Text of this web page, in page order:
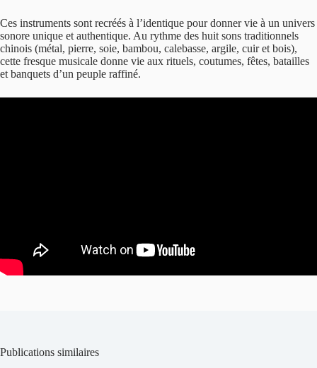
Ces instruments sont recréés à l’identique pour donner vie à un univers
sonore unique et authentique. Au rythme des huit sons traditionnels
chinois (métal, pierre, soie, bambou, calebasse, argile, cuir et bois),
cette fresque musicale donne vie aux rituels, coutumes, fêtes, batailles
et banquets d’un peuple raffiné.
Publications similaires